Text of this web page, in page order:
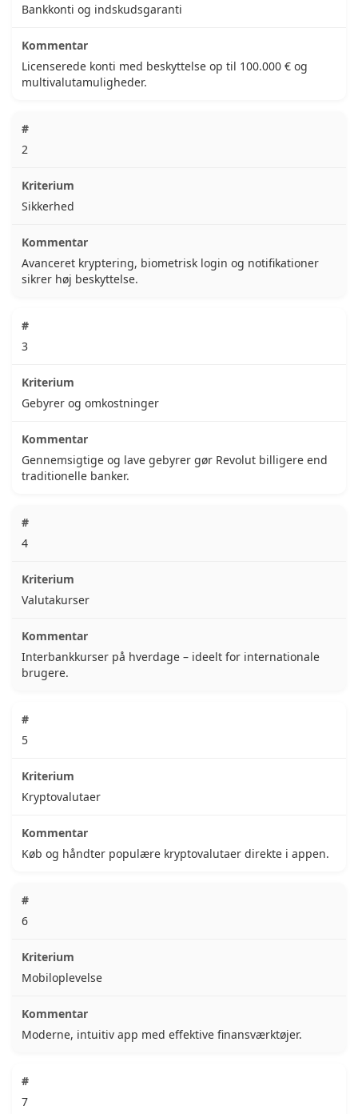
Bankkonti og indskudsgaranti
Licenserede konti med beskyttelse op til 100.000 € og
multivalutamuligheder.
2
Sikkerhed
Avanceret kryptering, biometrisk login og notifikationer
sikrer høj beskyttelse.
3
Gebyrer og omkostninger
Gennemsigtige og lave gebyrer gør Revolut billigere end
traditionelle banker.
4
Valutakurser
Interbankkurser på hverdage – ideelt for internationale
brugere.
5
Kryptovalutaer
Køb og håndter populære kryptovalutaer direkte i appen.
6
Mobiloplevelse
Moderne, intuitiv app med effektive finansværktøjer.
7